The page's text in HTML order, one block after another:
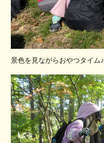
景色を見ながらおやつタイム♪